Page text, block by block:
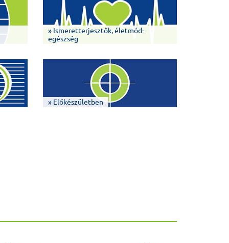
» Ismeretterjesztők, életmód-
egészség
» Előkészületben